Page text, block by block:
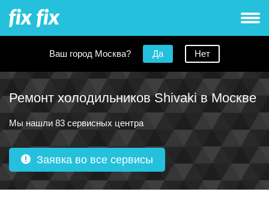
Ваш город Москва? Да Нет
Ремонт холодильников Shivaki в Москве
Мы нашли 83 сервисных центра
Заявка во все сервисы